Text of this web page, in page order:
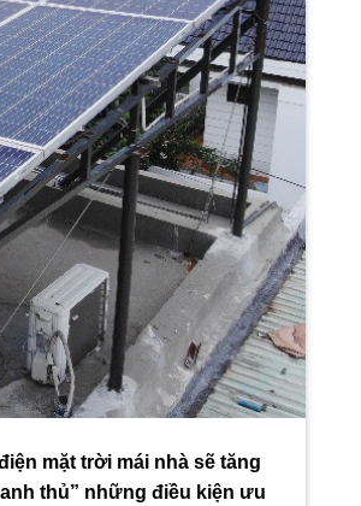
mặt trời mái nhà sẽ tăng
thủ” những điều kiện ưu